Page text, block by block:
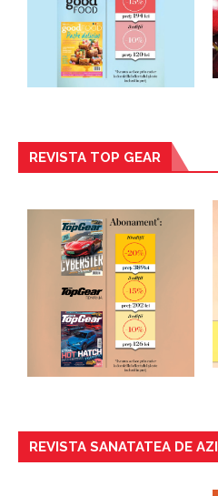
REVISTA TOP GEAR
REVISTA SANATATEA DE AZI